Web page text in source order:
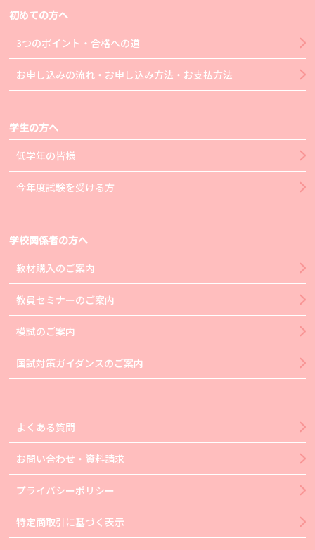
初めての方へ
3つのポイント・合格への道
お申し込みの流れ・お申し込み方法・お支払方法
学生の方へ
低学年の皆様
今年度試験を受ける方
学校関係者の方へ
教材購入のご案内
教員セミナーのご案内
模試のご案内
国試対策ガイダンスのご案内
よくある質問
お問い合わせ・資料請求
プライバシーポリシー
特定商取引に基づく表示